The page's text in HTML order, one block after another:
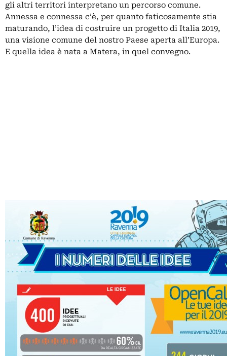
gli altri territori interpretano un percorso comune.
Annessa e connessa c’è, per quanto faticosamente stia
maturando, l’idea di costruire un progetto di Italia 2019,
una visione comune del nostro Paese aperta all’Europa.
E quella idea è nata a Matera, in quel convegno.